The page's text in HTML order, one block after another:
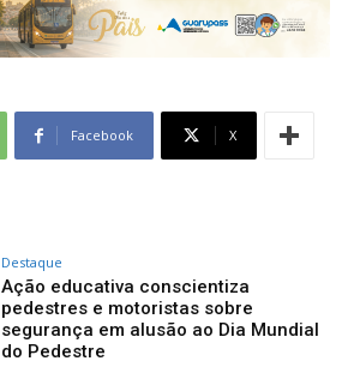
Facebook X
Destaque
Ação educativa conscientiza
pedestres e motoristas sobre
segurança em alusão ao Dia Mundial
do Pedestre